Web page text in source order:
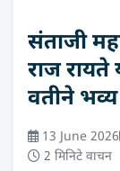
संताजी
राज रायते
वतीने
13 June 2026
2 मिनिटे वाचन